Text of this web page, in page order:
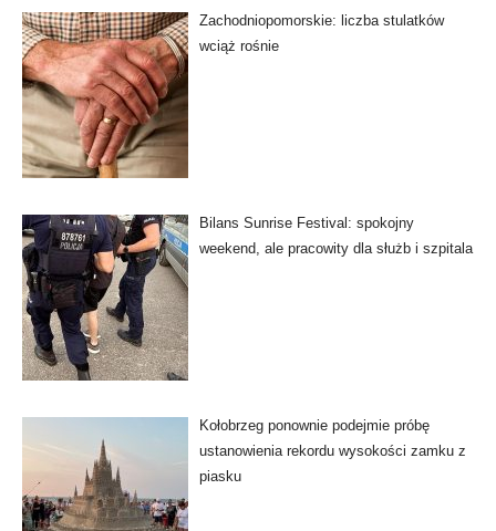
Zachodniopomorskie: liczba stulatków
wciąż rośnie
Bilans Sunrise Festival: spokojny
weekend, ale pracowity dla służb i szpitala
Kołobrzeg ponownie podejmie próbę
ustanowienia rekordu wysokości zamku z
piasku